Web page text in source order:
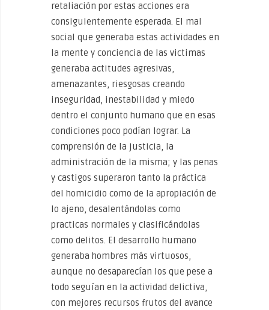
retaliación por estas acciones era
consiguientemente esperada. El mal
social que generaba estas actividades en
la mente y conciencia de las victimas
generaba actitudes agresivas,
amenazantes, riesgosas creando
inseguridad, inestabilidad y miedo
dentro el conjunto humano que en esas
condiciones poco podían lograr. La
comprensión de la justicia, la
administración de la misma; y las penas
y castigos superaron tanto la práctica
del homicidio como de la apropiación de
lo ajeno, desalentándolas como
practicas normales y clasificándolas
como delitos. El desarrollo humano
generaba hombres más virtuosos,
aunque no desaparecían los que pese a
todo seguían en la actividad delictiva,
con mejores recursos frutos del avance